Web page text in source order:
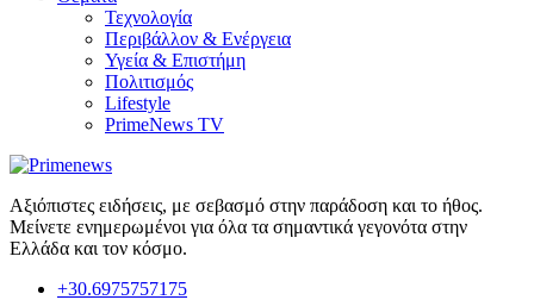
Τεχνολογία
Περιβάλλον & Ενέργεια
Υγεία & Επιστήμη
Πολιτισμός
Lifestyle
PrimeNews TV
Αξιόπιστες ειδήσεις, με σεβασμό στην παράδοση και το ήθος.
Μείνετε ενημερωμένοι για όλα τα σημαντικά γεγονότα στην
Ελλάδα και τον κόσμο.
+30.6975757175